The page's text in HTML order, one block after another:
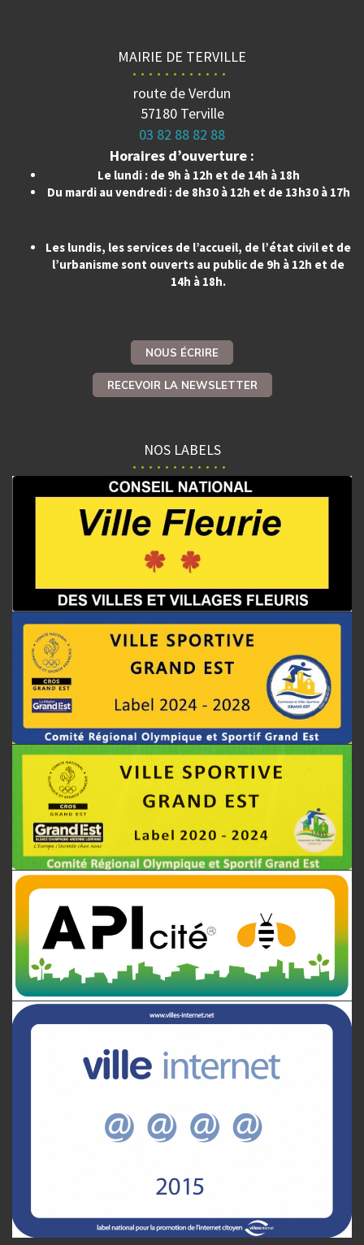
MAIRIE DE TERVILLE
route de Verdun
57180 Terville
03 82 88 82 88
Horaires d’ouverture :
Le lundi : de 9h à 12h et de 14h à 18h
Du mardi au vendredi : de 8h30 à 12h et de 13h30 à 17h
Les lundis, les services de l’accueil, de l’état civil et de
l’urbanisme sont ouverts au public de 9h à 12h et de
14h à 18h.
NOUS ÉCRIRE
RECEVOIR LA NEWSLETTER
NOS LABELS